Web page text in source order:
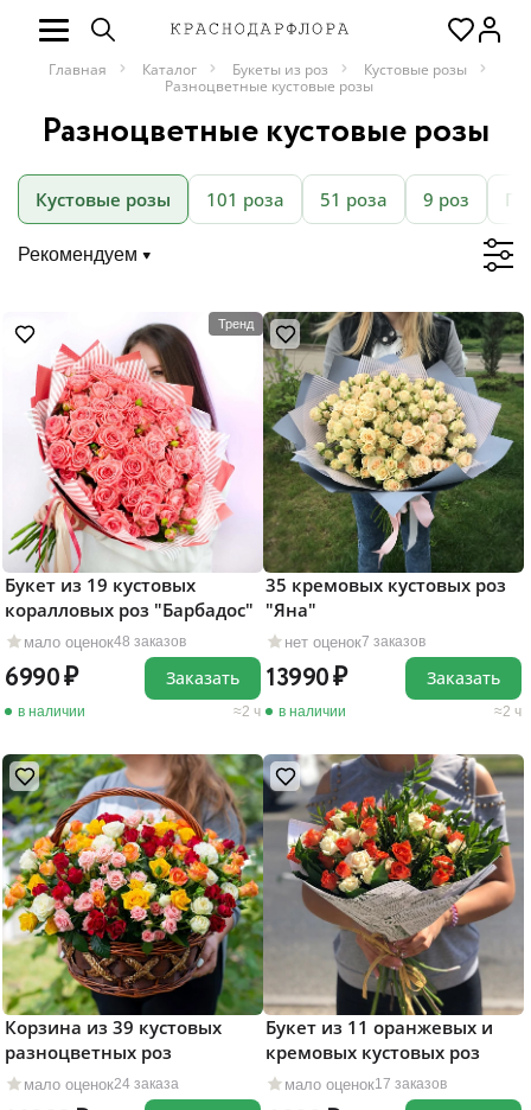
Главная Каталог Букеты из роз
Кустовые розы
Разноцветные кустовые розы
Разноцветные кустовые розы
Кустовые розы 101 роза 51 роза 9 роз
Рекомендуем
Тренд
мало оценок48 заказов
Букет из 19 кустовых
коралловых роз "Барбадос"
6990
в наличии 2 ч
Заказать
нет оценок7 заказов
35 кремовых кустовых роз
"Яна"
13990
в наличии 2 ч
Заказать
мало оценок24 заказа
Корзина из 39 кустовых
разноцветных роз
мало оценок17 заказов
Букет из 11 оранжевых и
кремовых кустовых роз